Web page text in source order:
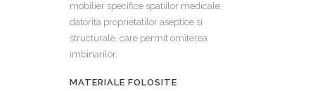
mobilier specifice spatiilor medicale,
datorita proprietatilor aseptice si
structurale, care permit omiterea
imbinarilor.
MATERIALE FOLOSITE